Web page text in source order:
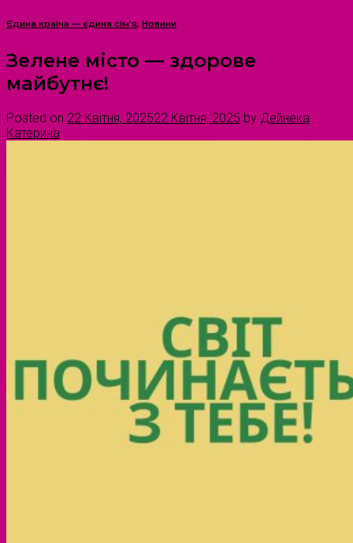
Єдина країна — єдина сім’я, Новини
Зелене місто — здорове
майбутнє!
Posted on 22 Квітня, 202522 Квітня, 2025 by Дейнека
Катерина